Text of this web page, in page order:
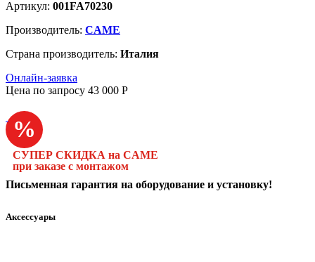
Артикул: 001FA70230
Производитель: CAME
Страна производитель: Италия
Онлайн-заявка
Цена по запросу 43 000 P
%
СУПЕР СКИДКА на CAME
при заказе с монтажом
Письменная гарантия на оборудование и установку!
Аксессуары